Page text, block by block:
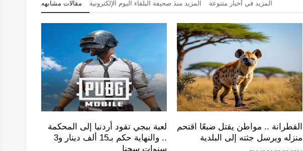
مقالات مشابهه المزيد منذ صحيفة البلقاء اليوم الإلكترونية المزيد في أخبار متنوعة
القطرانة .. مواطن يقتل ضبعًا اقتحم
منزله ويرسل جثته إلى البلدية
لعبة ببجي تقود أردنيا إلى المحكمة
.. والنهاية حكم بـ15 ألف دينار و3
سنوات سجنا